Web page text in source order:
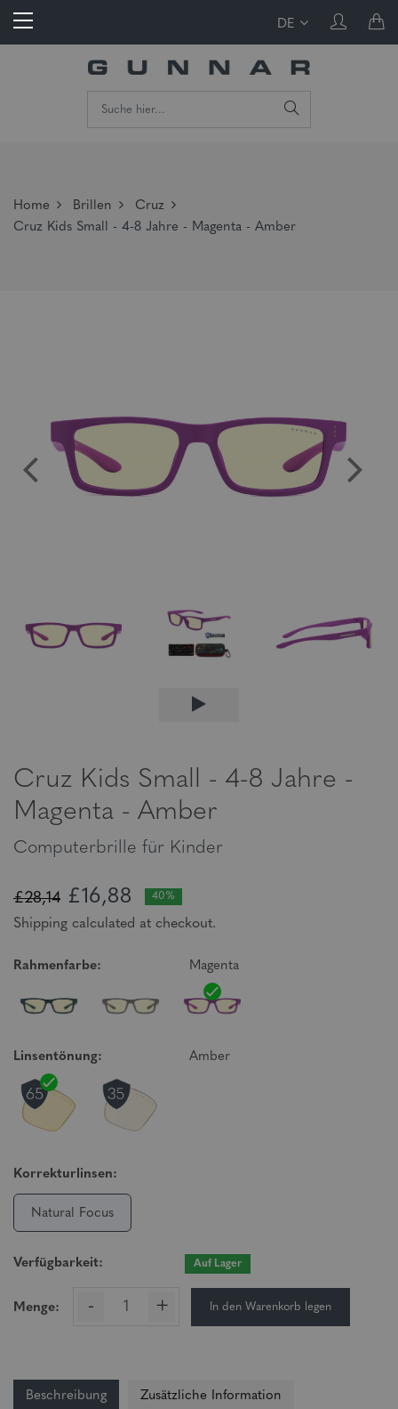
DE
Home Brillen
Cruz
Cruz Kids Small - 4-8 Jahre - Magenta - Amber
Cruz Kids Small - 4-8 Jahre -
Magenta - Amber
Computerbrille für Kinder
£28,14 £16,88 40%
Shipping calculated at checkout.
Rahmenfarbe: Magenta
Linsentönung: Amber
Korrekturlinsen:
Natural Focus
Verfügbarkeit: Auf Lager
Menge: - + In den Warenkorb legen
Beschreibung Zusätzliche Information